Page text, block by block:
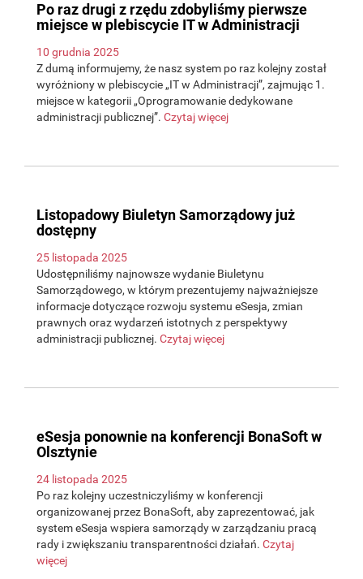
Po raz drugi z rzędu zdobyliśmy pierwsze
miejsce w plebiscycie IT w Administracji
10 grudnia 2025
Z dumą informujemy, że nasz system po raz kolejny został
wyróżniony w plebiscycie „IT w Administracji”, zajmując 1.
miejsce w kategorii „Oprogramowanie dedykowane
administracji publicznej”. Czytaj więcej
Listopadowy Biuletyn Samorządowy już
dostępny
25 listopada 2025
Udostępniliśmy najnowsze wydanie Biuletynu
Samorządowego, w którym prezentujemy najważniejsze
informacje dotyczące rozwoju systemu eSesja, zmian
prawnych oraz wydarzeń istotnych z perspektywy
administracji publicznej. Czytaj więcej
eSesja ponownie na konferencji BonaSoft w
Olsztynie
24 listopada 2025
Po raz kolejny uczestniczyliśmy w konferencji
organizowanej przez BonaSoft, aby zaprezentować, jak
system eSesja wspiera samorządy w zarządzaniu pracą
rady i zwiększaniu transparentności działań. Czytaj
więcej